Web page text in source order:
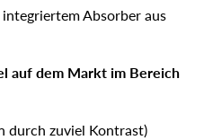
Absorber aus
auf dem Markt im Bereich
durch zuviel Kontrast)